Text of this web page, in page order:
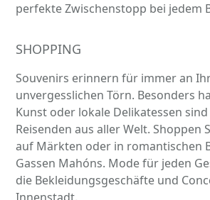
perfekte Zwischenstopp bei jedem
SHOPPING
Souvenirs erinnern für immer an
unvergesslichen Törn. Besonders
Kunst oder lokale Delikatessen
Reisenden aus aller Welt. Shoppen
auf Märkten oder in romantischen
Gassen Mahóns. Mode für jeden
die Bekleidungsgeschäfte und